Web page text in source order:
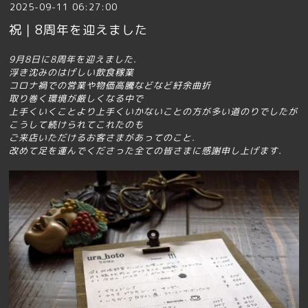
2025-09-11 06:27:00
祝｜8周年を迎えました
9月8日に8周年を迎えました.
浮き沈みのはげしい飲食稼業
コロナ禍での営業や物価高騰などなど紆余曲折
取り巻く環境が厳しくなる中で
上手くいくことより上手くいかないことの方が多い道のりでしたが
こうして続けられてこれたのも
ご来店いただけるお客さまがあってのこと.
改めて足を運んでくださった全ての皆さまに感謝申し上げます.